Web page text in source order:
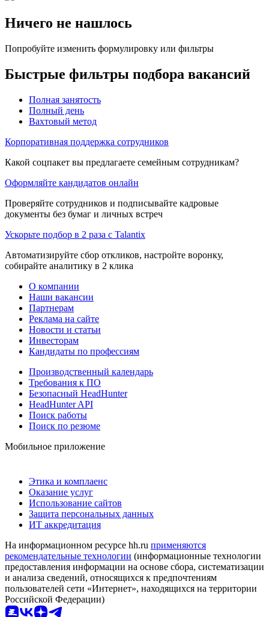
Ничего не нашлось
Попробуйте изменить формулировку или фильтры
Быстрые фильтры подбора вакансий
Полная занятость
Полный день
Вахтовый метод
Корпоративная поддержка сотрудников
Какой соцпакет вы предлагаете семейным сотрудникам?
Оформляйте кандидатов онлайн
Проверяйте сотрудников и подписывайте кадровые
документы без бумаг и личных встреч
Ускорьте подбор в 2 раза с Talantix
Автоматизируйте сбор откликов, настройте воронку,
собирайте аналитику в 2 клика
О компании
Наши вакансии
Партнерам
Реклама на сайте
Новости и статьи
Инвесторам
Кандидаты по профессиям
Производственный календарь
Требования к ПО
Безопасный HeadHunter
HeadHunter API
Поиск работы
Поиск по резюме
Мобильное приложение
Этика и комплаенс
Оказание услуг
Использование сайтов
Защита персональных данных
ИТ аккредитация
На информационном ресурсе hh.ru применяются
рекомендательные технологии (информационные технологии
предоставления информации на основе сбора, систематизации
и анализа сведений, относящихся к предпочтениям
пользователей сети «Интернет», находящихся на территории
Российской Федерации)